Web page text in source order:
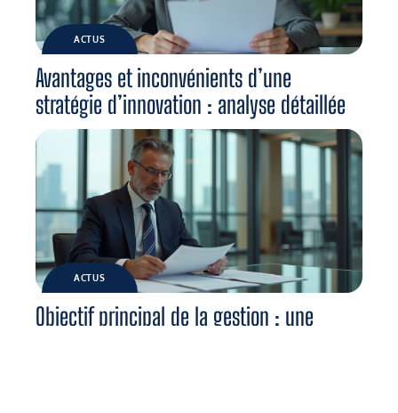
ACTUS
Avantages et inconvénients d’une
stratégie d’innovation : analyse détaillée
ACTUS
Objectif principal de la gestion : une